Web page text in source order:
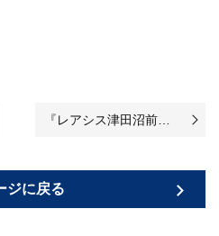
ジに戻る
『レアシス津田沼前原の丘2階』のリノベーションが完成いたしました！